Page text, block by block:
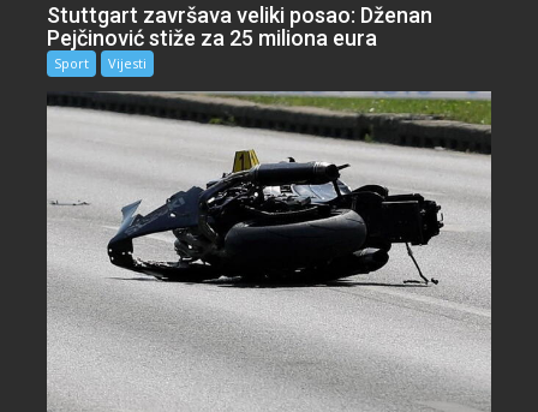
Stuttgart završava veliki posao: Dženan
Pejčinović stiže za 25 miliona eura
Sport Vijesti